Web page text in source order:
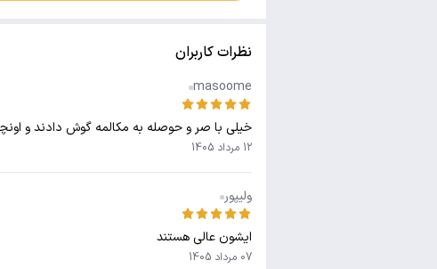
نظرات کاربران
masoome
خیلی با صر و حوصله به مکالمه گوش دادند و
12 مرداد 1405
ولیپور
ایشون عالی هستند
07 مرداد 1405